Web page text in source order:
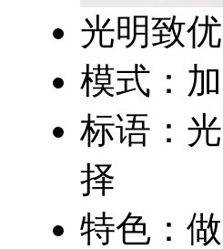
光明致优
模式：
标语：
择
特色：